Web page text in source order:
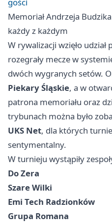
gości
Memoriał Andrzeja
każdy z każdym
W rywalizacji wzięło udział
rozegrały mecze w
dwóch wygranych setów.
Piekary Śląskie, a w
patrona memoriału oraz
trybunach można było
UKS Net, dla których
sentymentalny.
W turnieju wystąpiły
Do Zera
Szare Wilki
Emi Tech Radzionków
Grupa Romana